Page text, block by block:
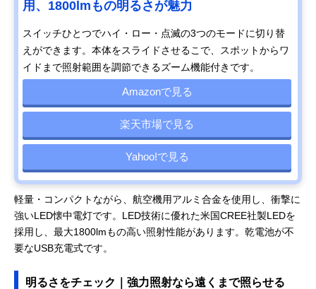
用、1800lmもの明るさが魅力
スイッチひとつでハイ・ロー・点滅の3つのモードに切り替
えができます。本体をスライドさせるこで、スポットからワ
イドまで照射範囲を調節できるズーム機能付きです。
Amazonで見る
楽天市場で見る
Yahoo!で見る
軽量・コンパクトながら、航空機用アルミ合金を使用し、衝撃に
強いLED懐中電灯です。LED技術に優れた米国CREE社製LEDを
採用し、最大1800lmもの高い照射性能があります。乾電池が不
要なUSB充電式です。
明るさをチェック｜強力照射なら遠くまで照らせる